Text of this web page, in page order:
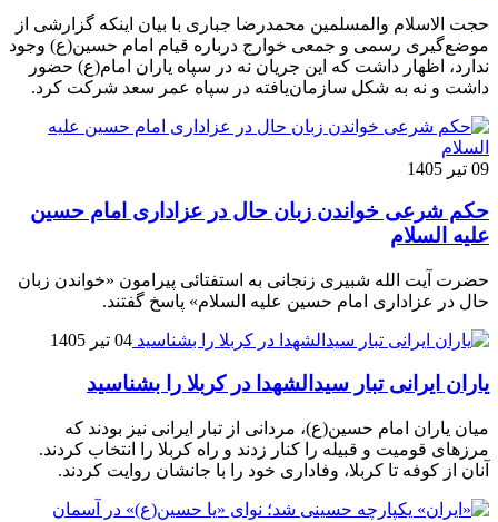
حجت الاسلام والمسلمین محمدرضا جباری با بیان اینکه گزارشی از
موضع‌گیری رسمی و جمعی خوارج درباره قیام امام حسین(ع) وجود
ندارد، اظهار داشت که این جریان نه در سپاه یاران امام(ع) حضور
داشت و نه به شکل سازمان‌یافته در سپاه عمر سعد شرکت کرد.
09 تیر 1405
حکم شرعی خواندن زبان حال در عزاداری امام حسین
علیه السلام
حضرت آیت الله شبیری زنجانی به استفتائی پیرامون «خواندن زبان
حال در عزاداری امام حسین علیه السلام» پاسخ گفتند.
04 تیر 1405
یاران ایرانی تبار سیدالشهدا در کربلا را بشناسید
میان یاران امام حسین(ع)، مردانی از تبار ایرانی نیز بودند که
مرزهای قومیت و قبیله را کنار زدند و راه کربلا را انتخاب کردند.
آنان از کوفه تا کربلا، وفاداری خود را با جانشان روایت کردند.